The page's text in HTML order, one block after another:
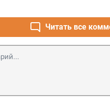
Читать все